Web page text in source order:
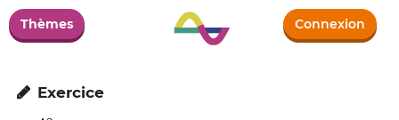
Thèmes Connexion
 Exercice